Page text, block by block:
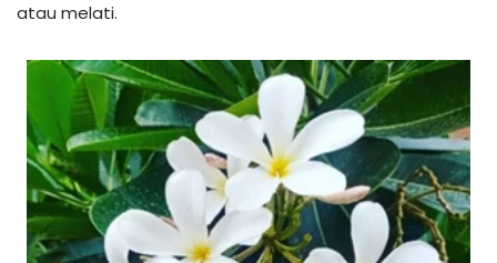
atau melati.